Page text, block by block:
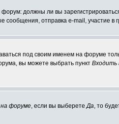
форум: должны ли вы
отправка e-mail, участие в
под своим именем на форуме
вы можете выбрать пункт Входить
форуме, если вы выберетеДа, то